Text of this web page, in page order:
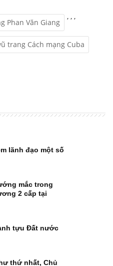
Phan Văn Giang
,
trang Cách mạng Cuba
, ,
lãnh đạo một số
mắc trong
2 cấp tại
tựu Đất nước
thứ nhất, Chủ